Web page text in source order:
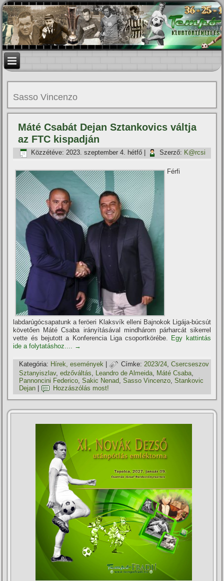
Sasso Vincenzo
Máté Csabát Dejan Sztankovics váltja
az FTC kispadján
Közzétéve: 2023. szeptember 4. hétfő Szerző: K@rcsi
Férfi
labdarúgócsapatunk a feröeri Klaksvík elleni Bajnokok Ligája-búcsút
követően Máté Csaba irányításával mindhárom párharcát sikerrel
vette és bejutott a Konferencia Liga csoportkörébe.
Egy kattintás
ide a folytatáshoz....
→
Kategória: Hí­rek, események | Címke: 2023/24,Csercseszov
Sztanyiszlav,edzőváltás Leandro de Almeida Máté Csaba
Pannoncini Federico ,Sakic Nenad ,Sasso Vincenzo ,Stankovic
Dejan
Hozzászólás most!